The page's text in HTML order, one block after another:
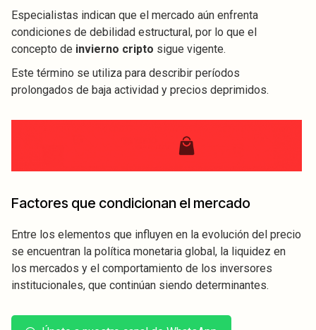
Especialistas indican que el mercado aún enfrenta
condiciones de debilidad estructural, por lo que el
concepto de invierno cripto sigue vigente.
Este término se utiliza para describir períodos
prolongados de baja actividad y precios deprimidos.
Factores que condicionan el mercado
Entre los elementos que influyen en la evolución del precio
se encuentran la política monetaria global, la liquidez en
los mercados y el comportamiento de los inversores
institucionales, que continúan siendo determinantes.